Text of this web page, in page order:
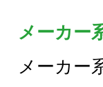
メーカー
メーカー